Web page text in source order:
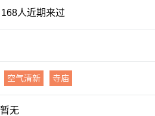
168人近期来过
空气清新 寺庙
暂无